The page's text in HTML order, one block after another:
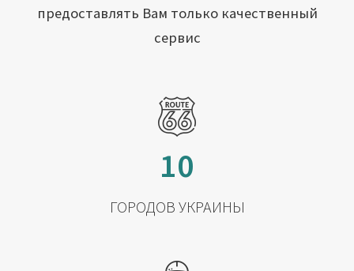
предоставлять Вам только качественный
сервис
10
ГОРОДОВ УКРАИНЫ